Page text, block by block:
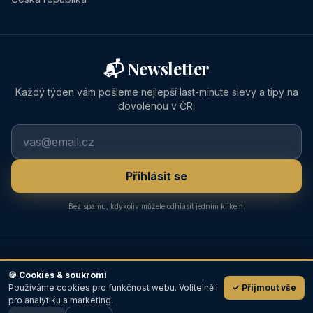
od
📬 Newsletter
Každý týden vám pošleme nejlepší last-minute slevy a tipy na
dovolenou v ČR.
Přihlásit se
Bez spamu, kdykoliv můžete odhlásit jedním klikem.
🛡️ Pravidelně kontrolujeme
Přímo od provozovatele
📞Přímý kontakt
Bez prostředníka ⭐Tisíce hostů
Od roku 2004
💬
🍪 Cookies & soukromí
Používáme cookies pro funkčnost webu. Volitelně i
pro analytiku a marketing.
✓ Přijmout vše